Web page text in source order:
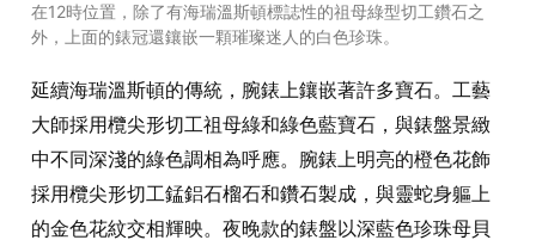
在12時位置，除了有海瑞溫斯頓標誌性的祖母綠型切工鑽石之
外，上面的錶冠還鑲嵌一顆璀璨迷人的白色珍珠。
延續海瑞溫斯頓的傳統，腕錶上鑲嵌著許多寶石。工藝
大師採用欖尖形切工祖母綠和綠色藍寶石，與錶盤景緻
中不同深淺的綠色調相為呼應。腕錶上明亮的橙色花飾
採用欖尖形切工錳鋁石榴石和鑽石製成，與靈蛇身軀上
的金色花紋交相輝映。夜晚款的錶盤以深藍色珍珠母貝